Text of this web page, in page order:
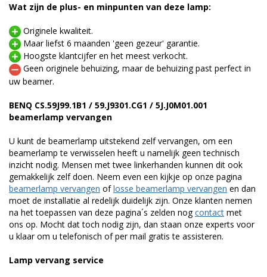
Wat zijn de plus- en minpunten van deze lamp:
Originele kwaliteit.
Maar liefst 6 maanden 'geen gezeur' garantie.
Hoogste klantcijfer en het meest verkocht.
Geen originele behuizing, maar de behuizing past perfect in
uw beamer.
BENQ CS.59J99.1B1 / 59.J9301.CG1 / 5J.J0M01.001
beamerlamp vervangen
U kunt de beamerlamp uitstekend zelf vervangen, om een
beamerlamp te verwisselen heeft u namelijk geen technisch
inzicht nodig. Mensen met twee linkerhanden kunnen dit ook
gemakkelijk zelf doen. Neem even een kijkje op onze pagina
beamerlamp vervangen oflosse beamerlamp vervangen en dan
moet de installatie al redelijk duidelijk zijn. Onze klanten nemen
na het toepassen van deze pagina´s zelden nogcontact met
ons op. Mocht dat toch nodig zijn, dan staan onze experts voor
u klaar om u telefonisch of per mail gratis te assisteren.
Lamp vervang service